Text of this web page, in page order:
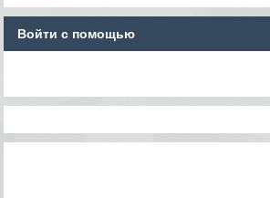
Войти с помощью